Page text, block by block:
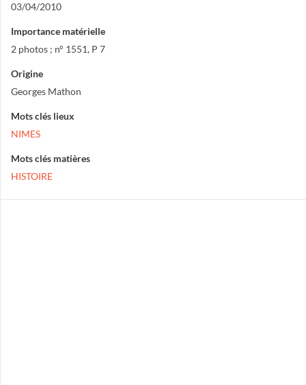
03/04/2010
Importance matérielle
2 photos ; n° 1551, P 7
Origine
Georges Mathon
Mots clés lieux
NIMES
Mots clés matières
HISTOIRE